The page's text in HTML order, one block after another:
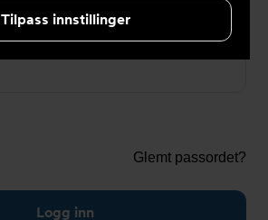
Tilpass innstillinger
Glemt passordet?